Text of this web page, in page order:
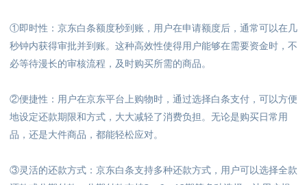
①即时性 ： 京东白条额度秒到账，用户在申请额度后，通常可以在几
秒钟内获得审批并到账。这种高效性使得用户能够在需要资金时，不
必等待漫长的审核流程，及时购买所需的商品。
②便捷性 ： 用户在京东平台上购物时，通过选择白条支付，可以方便
地设定还款期限和方式，大大减轻了消费负担。无论是购买日常用
品，还是大件商品，都能轻松应对。
③灵活的还款方式 ： 京东白条支持多种还款方式，用户可以选择全款